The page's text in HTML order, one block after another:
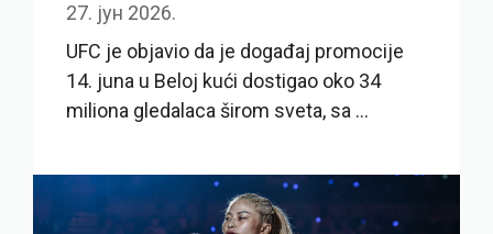
27. јун 2026.
UFC je objavio da je događaj promocije
14. juna u Beloj kući dostigao oko 34
miliona gledalaca širom sveta, sa ...